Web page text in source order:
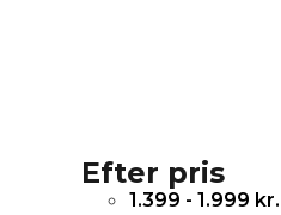
Efter pris
1.399 - 1.999